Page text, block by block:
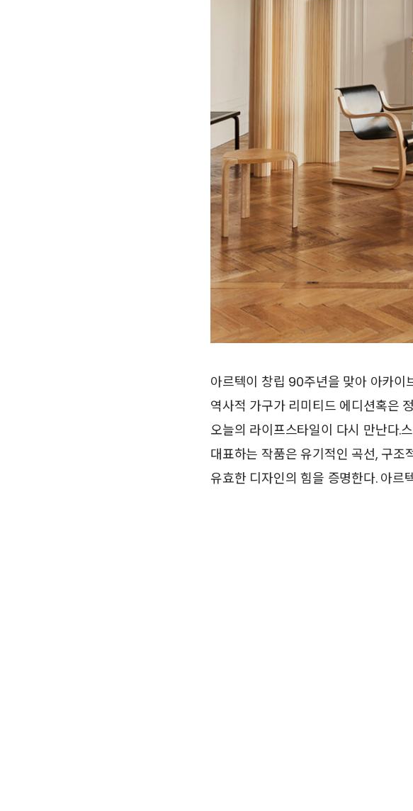
아르텍이 창립 90주년을 맞아 아카이
역사적 가구가 리미티드 에디션혹은
오늘의 라이프스타일이 다시 만난다.
대표하는 작품은 유기적인 곡선, 구조
유효한 디자인의 힘을 증명한다. 아르